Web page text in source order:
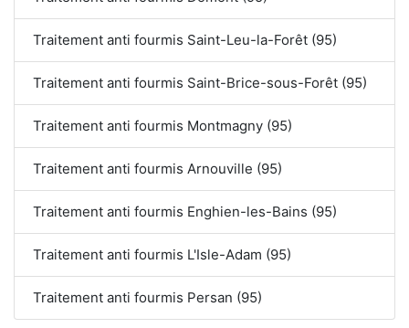
Traitement anti fourmis Saint-Leu-la-Forêt (95)
Traitement anti fourmis Saint-Brice-sous-Forêt (95)
Traitement anti fourmis Montmagny (95)
Traitement anti fourmis Arnouville (95)
Traitement anti fourmis Enghien-les-Bains (95)
Traitement anti fourmis L'Isle-Adam (95)
Traitement anti fourmis Persan (95)